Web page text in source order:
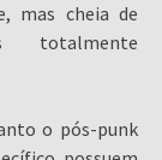
mas cheia de
totalmente
o pós-punk